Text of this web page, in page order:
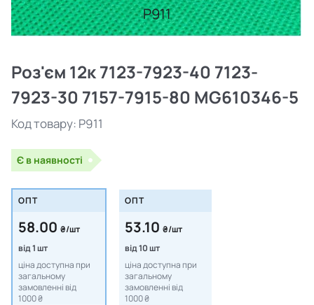
P911
Роз'єм 12к 7123-7923-40 7123-
7923-30 7157-7915-80 MG610346-5
Код товару: P911
Є в наявності
ОПТ
58.00 ₴/шт
від 1 шт
ціна доступна при
загальному
замовленні від
1000 ₴
ОПТ
53.10 ₴/шт
від 10 шт
ціна доступна при
загальному
замовленні від
1000 ₴